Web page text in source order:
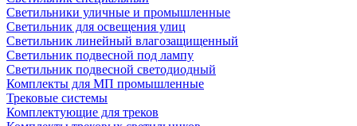
Светильники уличные и промышленные
Светильник для освещения улиц
Светильник линейный влагозащищенный
Светильник подвесной под лампу
Светильник подвесной светодиодный
Комплекты для МП промышленные
Трековые системы
Комплектующие для треков